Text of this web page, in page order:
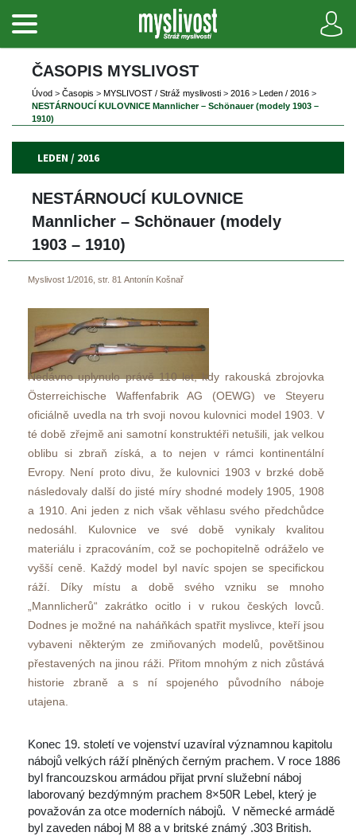
ČASOPIS MYSLIVOST
Úvod > Časopi > MYSLIVOST / Stráž myslivosti > 2016 > Leden / 2016 >
NESTÁRNOUCÍ KULOVNICE Mannlicher – Schönauer (modely 1903 –
1910)
LEDEN / 2016
NESTÁRNOUCÍ KULOVNICE
Mannlicher – Schönauer (modely
1903 – 1910)
Myslivost 1/2016, str. 81 Antonín Košnař
Nedávno uplynulo právě 110 let, kdy rakouská zbrojovka
Österreichische Waffenfabrik AG (OEWG) ve Steyeru
oficiálně uvedla na trh svoji novou kulovnici model 1903. V
té době zřejmě ani samotní konstruktéři netušili, jak velkou
oblibu si zbraň získá, a to nejen v rámci kontinentální
Evropy. Není proto divu, že kulovnici 1903 v brzké době
následovaly další do jisté míry shodné modely 1905, 1908
a 1910. Ani jeden z nich však věhlasu svého předchůdce
nedosáhl. Kulovnice ve své době vynikaly kvalitou
materiálu i zpracováním, což se pochopitelně odráželo ve
vyšší ceně. Každý model byl navíc spojen se specifickou
ráží. Díky místu a době svého vzniku se mnoho
„Mannlicherů“ zakrátko ocitlo i v rukou českých lovců.
Dodnes je možné na naháňkách spatřit myslivce, kteří jsou
vybaveni některým ze zmiňovaných modelů, povětšinou
přestavených na jinou ráži. Přitom mnohým z nich zůstává
historie zbraně a s ní spojeného původního náboje
utajena.
Konec 19. století ve vojenství uzavíral významnou kapitolu
nábojů velkých ráží plněných černým prachem. V roce 1886
byl francouzskou armádou přijat první služební náboj
laborovaný bezdýmným prachem 8×50R Lebel, který je
považován za otce moderních nábojů. V německé armádě
byl zaveden náboj M 88 a v britské známý .303 British.